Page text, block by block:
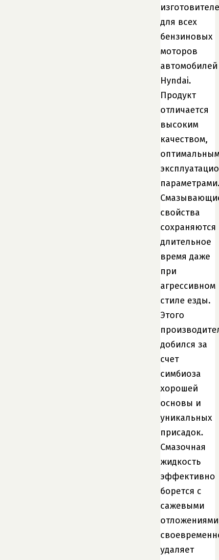
для всех
бензиновых
моторов
автомобилей
Hyndai.
Продукт
отличается
высоким
качеством,
свойства
сохраняются
длительное
время даже
при
агрессивном
стиле езды.
Этого
добился за
счет
симбиоза
хорошей
основы и
уникальных
присадок.
Смазочная
жидкость
эффективно
борется с
сажевыми
удаляет